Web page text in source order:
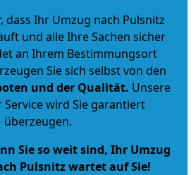
dass Ihr Umzug nach Pulsnitz
und alle Ihre Sachen sicher
an Ihrem Bestimmungsort
Sie sich selbst von den
und der Qualität. Unsere
Service wird Sie garantiert
überzeugen.
Sie so weit sind, Ihr Umzug
Pulsnitz wartet auf Sie!